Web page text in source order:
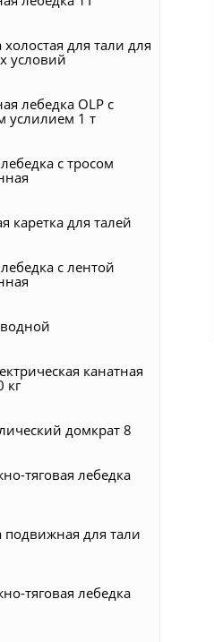
холостая для тали для
условий
лебедка OLP с
услилием 1 т
с тросом
каретка для талей
с лентой
канатная
кг
домкрат 8
тяговая лебедка
подвижная для тали
тяговая лебедка